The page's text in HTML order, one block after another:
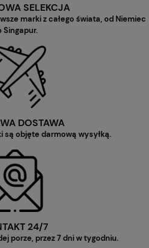
SELEKCJA
marki z całego świata, od Niemiec
Singapur.
DOSTAWA
są objęte darmową wysyłką.
24/7
porze, przez 7 dni w tygodniu.